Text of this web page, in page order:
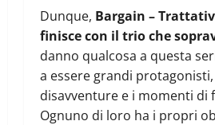
Dunque, Bargain –
finisce con il trio che
danno qualcosa a questa
a essere grandi
disavventure e i momenti di
Ognuno di loro ha i propri